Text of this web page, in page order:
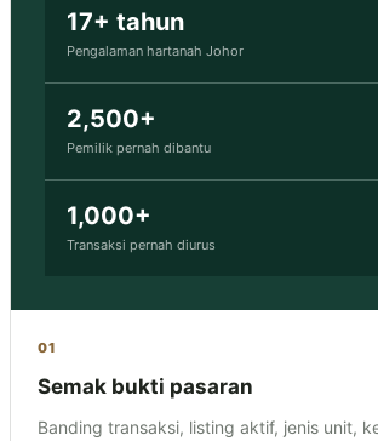
17+ tahun
Pengalaman hartanah Johor
2,500+
Pemilik pernah dibantu
1,000+
Transaksi pernah diurus
01
Semak bukti pasaran
Banding transaksi, listing aktif, jenis unit,